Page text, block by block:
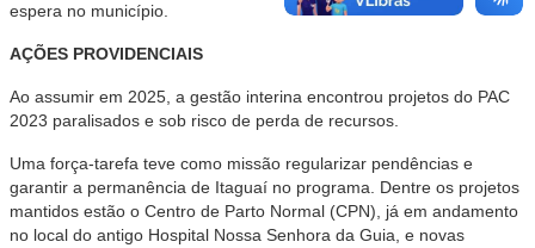
espera no município.
AÇÕES PROVIDENCIAIS
Ao assumir em 2025, a gestão interina encontrou projetos do PAC
2023 paralisados e sob risco de perda de recursos.
Uma força-tarefa teve como missão regularizar pendências e
garantir a permanência de Itaguaí no programa. Dentre os projetos
mantidos estão o Centro de Parto Normal (CPN), já em andamento
no local do antigo Hospital Nossa Senhora da Guia, e novas